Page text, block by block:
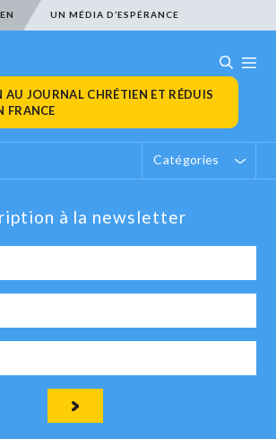
UN MÉDIA D’ESPÉRANCE
AU JOURNAL CHRÉTIEN ET RÉDUIS
FRANCE
Catégories
à la newsletter